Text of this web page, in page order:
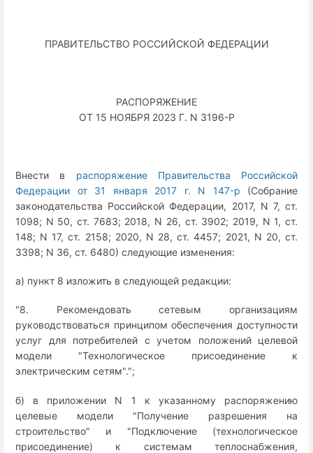
ПРАВИТЕЛЬСТВО РОССИЙСКОЙ ФЕДЕРАЦИИ
РАСПОРЯЖЕНИЕ
ОТ 15 НОЯБРЯ 2023 Г. N 3196-Р
Внести в распоряжение Правительства Российской
Федерации от 31 января 2017 г. N 147-р (Собрание
законодательства Российской Федерации, 2017, N 7, ст.
1098; N 50, ст. 7683; 2018, N 26, ст. 3902; 2019, N 1, ст.
148; N 17, ст. 2158; 2020, N 28, ст. 4457; 2021, N 20, ст.
3398; N 36, ст. 6480) следующие изменения:
а) пункт 8 изложить в следующей редакции:
"8. Рекомендовать сетевым организациям
руководствоваться принципом обеспечения доступности
услуг для потребителей с учетом положений целевой
модели "Технологическое присоединение к
электрическим сетям".";
б) в приложении N 1 к указанному распоряжению
целевые модели "Получение разрешения на
строительство" и "Подключение (технологическое
присоединение) к системам теплоснабжения,